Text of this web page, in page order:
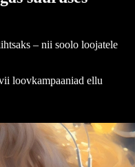
– nii soolo loojatele
loovkampaaniad ellu